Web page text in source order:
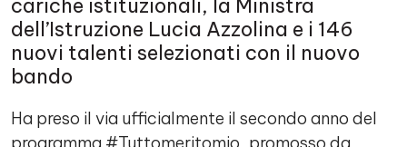
cariche istituzionali, la Ministra
dell’Istruzione Lucia Azzolina e i 146
nuovi talenti selezionati con il nuovo
bando
Ha preso il via ufficialmente il secondo anno del